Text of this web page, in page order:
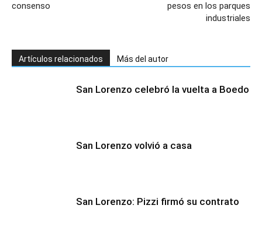
consenso
pesos en los parques
industriales
Artículos relacionados Más del autor
San Lorenzo celebró la vuelta a Boedo
San Lorenzo volvió a casa
San Lorenzo: Pizzi firmó su contrato